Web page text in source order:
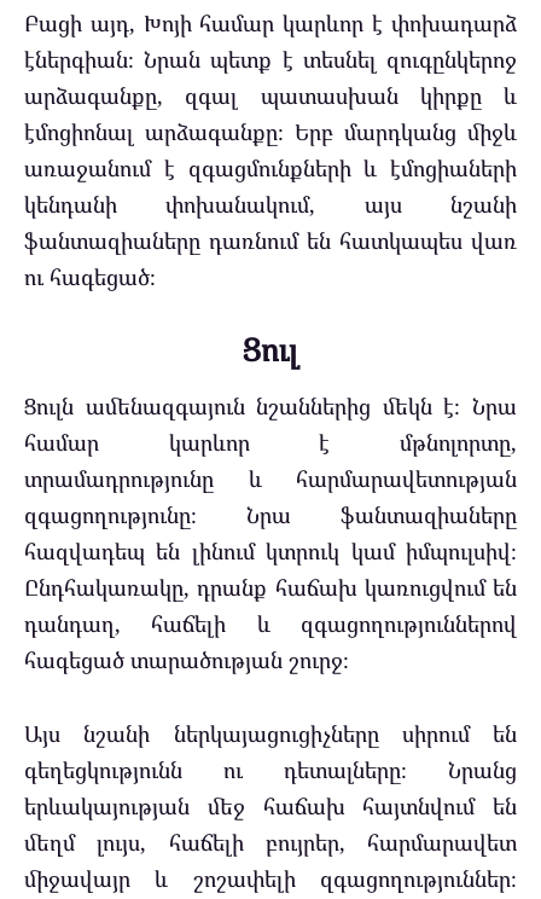
Բացի այդ, Խոյի համար կարևոր է փոխադարձ
էներգիան։ Նրան պետք է տեսնել զուգընկերոջ
արձագանքը, զգալ պատասխան կիրքը և
էմոցիոնալ արձագանքը։ Երբ մարդկանց միջև
առաջանում է զգացմունքների և էմոցիաների
կենդանի փոխանակում, այս նշանի
ֆանտազիաները դառնում են հատկապես վառ
ու հագեցած։
Ցուլ
Ցուլն ամենազգայուն նշաններից մեկն է։ Նրա
համար կարևոր է մթնոլորտը,
տրամադրությունը և հարմարավետության
զգացողությունը։ Նրա ֆանտազիաները
հազվադեպ են լինում կտրուկ կամ իմպուլսիվ։
Ընդհակառակը, դրանք հաճախ կառուցվում են
դանդաղ, հաճելի և զգացողություններով
հագեցած տարածության շուրջ։
Այս նշանի ներկայացուցիչները սիրում են
գեղեցկությունն ու դետալները։ Նրանց
երևակայության մեջ հաճախ հայտնվում են
մեղմ լույս, հաճելի բույրեր, հարմարավետ
միջավայր և շոշափելի զգացողություններ։